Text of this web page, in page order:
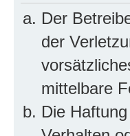
Der
der
mittelbare
Die